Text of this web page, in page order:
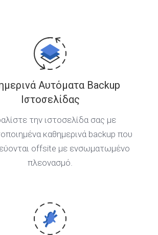
Αυτόματα Backup
Ιστοσελίδας
την ιστοσελίδα σας με
καθημερινά backup που
offsite με ενσωματωμένο
πλεονασμό.